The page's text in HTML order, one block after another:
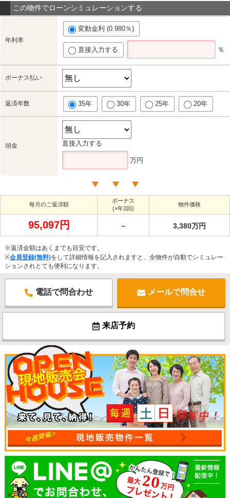
この物件でローンシミュレーションする
年利率
変動金利 (0.980％)
直接入力する ％
ボーナス払い
返済年数 35年 30年 25年 20年
頭金 直接入力する
万円
毎月のご返済額
ボーナス
(×年2回)
物件価格
95,097円 － 3,380万円
※返済金額はあくまでも目安です。
※会員登録(無料)をして詳細情報を記入されますと、全物件が自動でシミュレー
ションされとても便利になります。
電話で問合わせ メールで問合せ
来店予約